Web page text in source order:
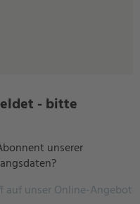
- bitte
unserer
auf unser Online-Angebot